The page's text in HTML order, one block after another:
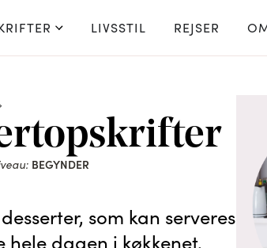
LIVSSTIL REJSER
BEGYNDER
som kan serveres
dagen i køkkenet.